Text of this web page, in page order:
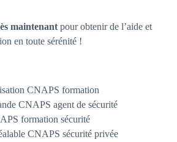
maintenant pour obtenir de l’aide et
en toute sérénité !
CNAPS formation
CNAPS agent de sécurité
formation sécurité
CNAPS sécurité privée